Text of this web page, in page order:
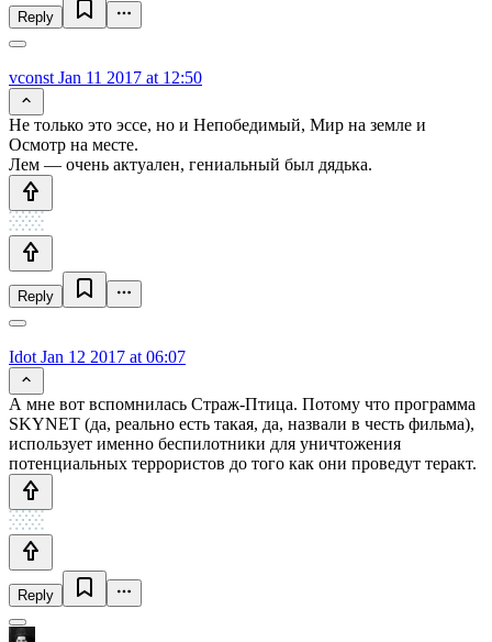
Reply
vconst Jan 11 2017 at 12:50
Не только это эссе, но и Непобедимый, Мир на земле и
Осмотр на месте.
Лем — очень актуален, гениальный был дядька.
Reply
Idot Jan 12 2017 at 06:07
А мне вот вспомнилась Страж-Птица. Потому что программа
SKYNET (да, реально есть такая, да, назвали в честь фильма),
использует именно беспилотники для уничтожения
потенциальных террористов до того как они проведут теракт.
Reply